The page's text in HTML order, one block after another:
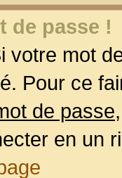
de passe !
votre mot
Pour ce
de passe
en un